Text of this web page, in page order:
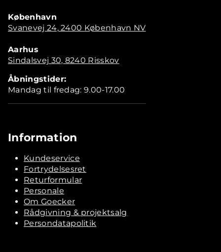
København
Svanevej 24, 2400 København NV
Aarhus
Sindalsvej 30, 8240 Risskov
Åbningstider:
Mandag til fredag: 9.00-17.00
Information
Kundeservice
Fortrydelsesret
Returformular
Personale
Om Goecker
Rådgivning & projektsalg
Persondatapolitik